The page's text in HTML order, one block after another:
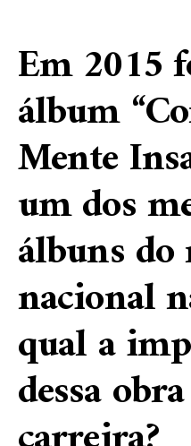
Em 2015
álbum
Mente
um dos
álbuns do
nacional
qual a
dessa